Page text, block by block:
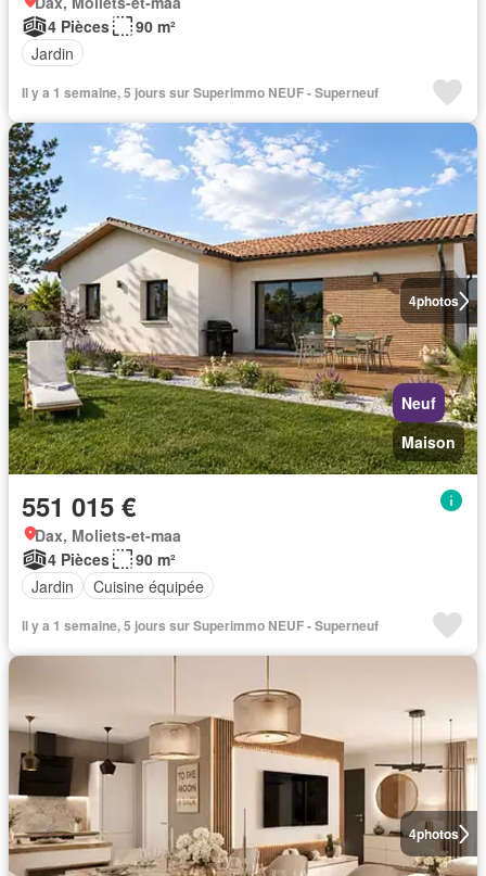
4 Pièces
90 m²
Jardin
Il y a 1 semaine, 5 jours sur Superimmo NEUF - Superneuf
4photos
Neuf
Maison
551 015 €
Dax, Moliets-et-maa
4 Pièces
90 m²
Jardin
Cuisine équipée
Il y a 1 semaine, 5 jours sur Superimmo NEUF - Superneuf
4photos